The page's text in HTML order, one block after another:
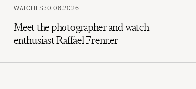
WATCHES30.06.2026
Meet the photographer and watch
enthusiast Raffael Frenner